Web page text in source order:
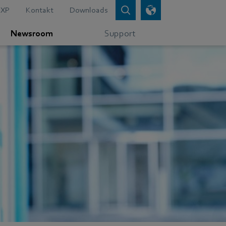
Kontakt Downloads
Newsroom Support